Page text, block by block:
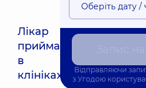
Лікар
приймає
в
клініках:
Оберіть дату /
Відправляючи
з Угодою